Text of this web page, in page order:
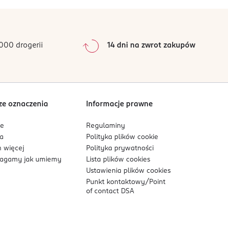
0%
Sortowanie wgdata: od najnowszej
drogerii 14 dni na zwrot zakupów
oznaczenia
więcej
jak umiemy
Informacje prawne
Regulaminy
Polityka plikówcookie
Polityka prywatności
Lista plikówcookies
Ustawienia plikówcookies
Punkt kontaktowy/ Point
of contact DSA